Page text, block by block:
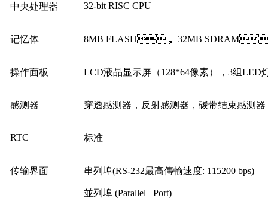
中央处理器 32-bit RISC CPU
记忆体 8MB FLASH， 32MB SDRAM
操作面板 LCD液晶显示屏（128*64像素），3组LED灯
感测器 穿透感测器，反射感测器，碳带结束感测
RTC 标准
传输界面 串列埠(RS-232最高傳輸速度: 115200 bps)
並列埠 (Parallel Port)